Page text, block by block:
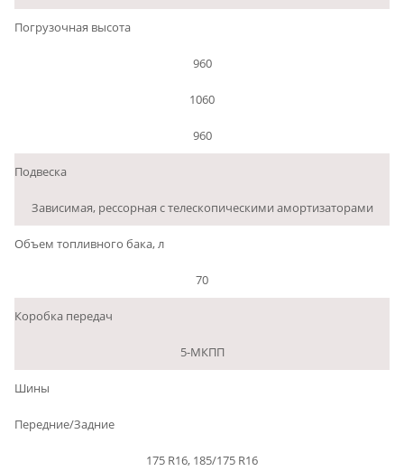
Погрузочная высота
960
1060
960
Подвеска
Зависимая, рессорная с телескопическими амортизаторами
Объем топливного бака, л
70
Коробка передач
5-МКПП
Шины
Передние/Задние
175 R16, 185/175 R16